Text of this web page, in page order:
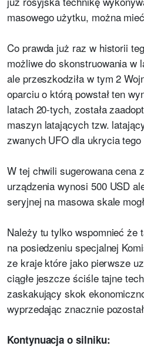
masowego użytku, można
Co prawda już raz w historii
możliwe do skonstruowania w
ale przeszkodziła w tym 2
oparciu o którą powstał ten
latach 20-tych, została
maszyn latających tzw.
zwanych UFO dla ukrycia
W tej chwili sugerowana cena
urządzenia wynosi 500 USD
seryjnej na masowa skale
Należy tu tylko wspomnieć że
na posiedzeniu specjalnej
ze kraje które jako pierwsze
ciągłe jeszcze ściśle tajne
zaskakujący skok
wyprzedając znacznie
Kontynuacja o silniku: